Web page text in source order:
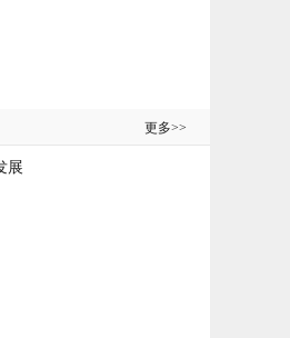
更多>>
展